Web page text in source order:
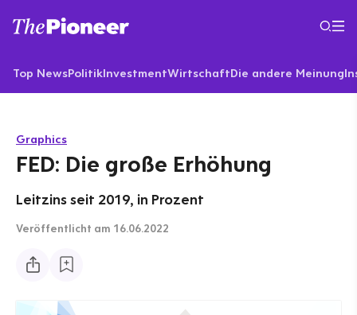
Top NewsPolitikInvestmentWirtschaftDie andere Meinung
Graphics
FED: Die große Erhöhung
Leitzins seit 2019, in Prozent
Veröffentlicht am 16.06.2022